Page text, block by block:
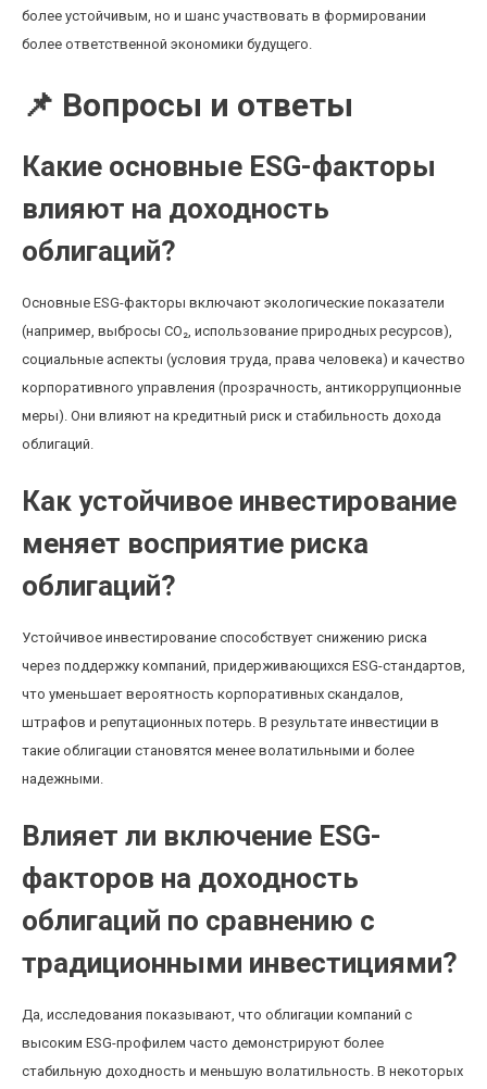
более устойчивым, но и шанс участвовать в формировании
более ответственной экономики будущего.
📌 Вопросы и ответы
Какие основные ESG-факторы
влияют на доходность
облигаций?
Основные ESG-факторы включают экологические показатели
(например, выбросы CO₂, использование природных ресурсов),
социальные аспекты (условия труда, права человека) и качество
корпоративного управления (прозрачность, антикоррупционные
меры). Они влияют на кредитный риск и стабильность дохода
облигаций.
Как устойчивое инвестирование
меняет восприятие риска
облигаций?
Устойчивое инвестирование способствует снижению риска
через поддержку компаний, придерживающихся ESG-стандартов,
что уменьшает вероятность корпоративных скандалов,
штрафов и репутационных потерь. В результате инвестиции в
такие облигации становятся менее волатильными и более
надежными.
Влияет ли включение ESG-
факторов на доходность
облигаций по сравнению с
традиционными инвестициями?
Да, исследования показывают, что облигации компаний с
высоким ESG-профилем часто демонстрируют более
стабильную доходность и меньшую волатильность. В некоторых